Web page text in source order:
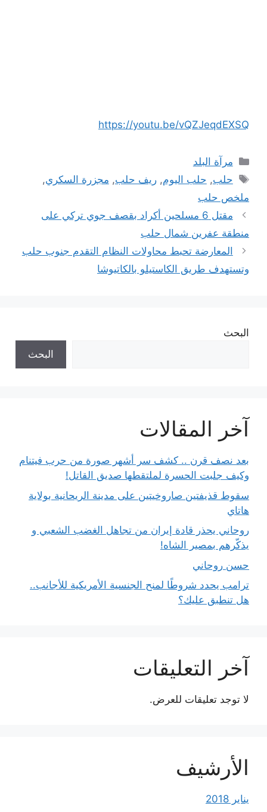
https://youtu.be/vQZJeqdEXSQ
التصنيفات
مرآة البلد
الوسوم
حلب, حلب اليوم,ريف حلب, مجزرة السكري,
ملخص حلب
مقتل 6 مسلحين أكراد بقصف جوي تركي على
منطقة عفرين شمال حلب
المعارضة تحبط محاولات النظام التقدم جنوب حلب
وتستهدف طريق الكاستيلو بالكاتيوشا
البحث
البحث
آخر المقالات
بعد نصف قرن .. كشف سر أشهر صورة من حرب فيتنام
وكيف جلبت الحسرة لملتقطها صديق القاتل!
سقوط قذيفتين صاروخيتين على مدينة الريحانية بولاية
هاتاي
روحاني يحذر قادة إيران من تجاهل الغضب الشعبي و
يذكّرهم بمصير الشاه!
حسن روحاني
ترامب يحدد شروطًا لمنح الجنسية الأمريكية للأجانب..
هل تنطبق عليك؟
آخر التعليقات
لا توجد تعليقات للعرض.
الأرشيف
يناير 2018